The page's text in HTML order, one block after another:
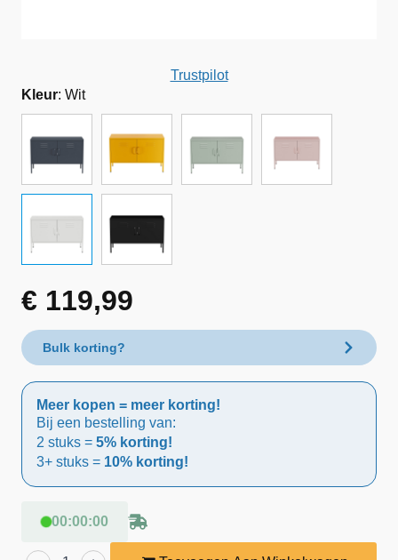
Trustpilot
Kleur: Wit
€ 119,99
Bulk korting?
Meer kopen = meer korting!
Bij een bestelling van:
2 stuks = 5% korting!
3+ stuks = 10% korting!
00:00:00
Lendo